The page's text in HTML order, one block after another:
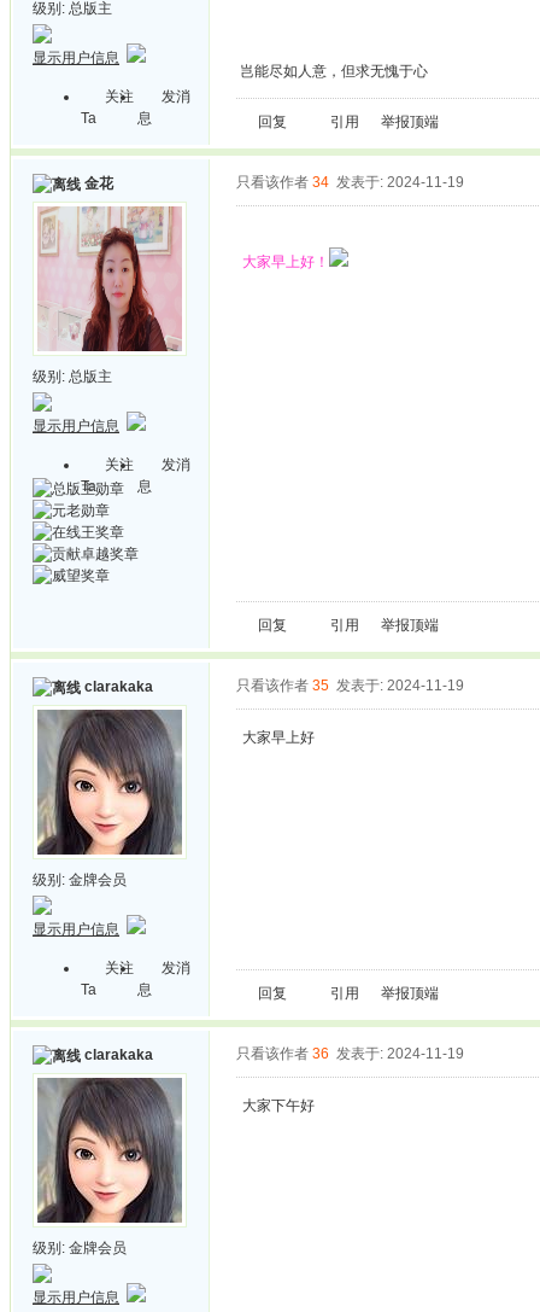
级别: 总版主
显示用户信息
关注
Ta
发消
息
岂能尽如人意，但求无愧于心
回复 引用 举报顶端
金花
级别: 总版主
显示用户信息
关注
Ta
发消
息
只看该作者 34 发表于: 2024-11-19
大家早上好！
回复 引用 举报顶端
clarakaka
级别: 金牌会员
显示用户信息
关注
Ta
发消
息
只看该作者 35 发表于: 2024-11-19
大家早上好
回复 引用 举报顶端
clarakaka
级别: 金牌会员
显示用户信息
只看该作者 36 发表于: 2024-11-19
大家下午好